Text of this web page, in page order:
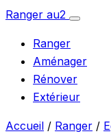
Aller
contenu
Ranger au2
Ouvrir
Ranger
Aménager
Rénover
Extérieur
Accueil / Ranger /